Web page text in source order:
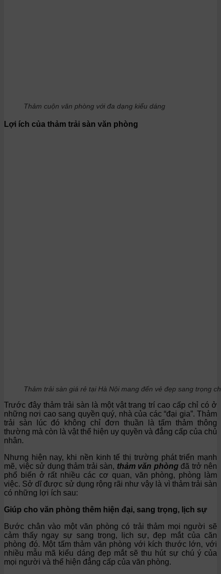
Thảm cuộn văn phòng với đa dạng kiểu dáng
Lợi ích của thảm trải sàn văn phòng
Thảm trải sàn giá rẻ tại Hà Nội mang đến vẻ đẹp sang trọng
Trước đây thảm trải sàn là một vật trang trí cao cấp chỉ có ở
những nơi cao sang quyền quý, nhà của các “đại gia”. Thảm
trải sàn lúc đó không chỉ đơn thuần là tấm thảm thông
thường mà còn là vật thể hiện uy quyền và đẳng cấp của chủ
nhân.
Nhưng hiện nay, khi nền kinh tế thị trường phát triển mạnh
mẽ, việc sử dụng thảm trải sàn, thảm văn phòngđã trở nên
phổ biến ở rất nhiều các cơ quan, văn phòng, phòng làm
việc. Sở dĩ được sử dụng rộng rãi như vậy là vì thảm trải sàn
có những lợi ích sau:
Giúp cho văn phòng thêm hiện đại, sang trọng, lịch sự
Bước chân vào một văn phòng có trải thảm mọi người sẽ
cảm thấy ngay sự sang trọng, lịch sự, đẹp mắt của căn
phòng đó. Một tấm thảm văn phòng với kích thước lớn, với
nhiều mẫu mã kiểu dáng đẹp mắt sẽ thu hút sự chú ý của
mọi người và thể hiện đẳng cấp của văn phòng.